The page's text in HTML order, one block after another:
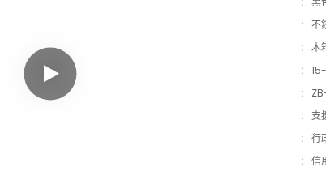
: 不
: 木
:
:
:
支
: 行
: 信